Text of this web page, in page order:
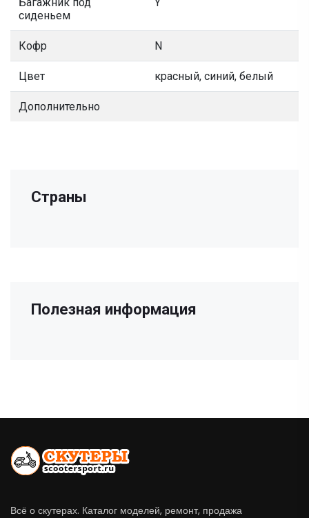
сиденьем
Кофр N
Цвет красный, синий, белый
Дополнительно
Страны
Полезная информация
Всё о скутерах. Каталог моделей, ремонт, продажа